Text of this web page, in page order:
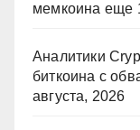
мемкоина еще
Аналитики
биткоина с
августа, 2026